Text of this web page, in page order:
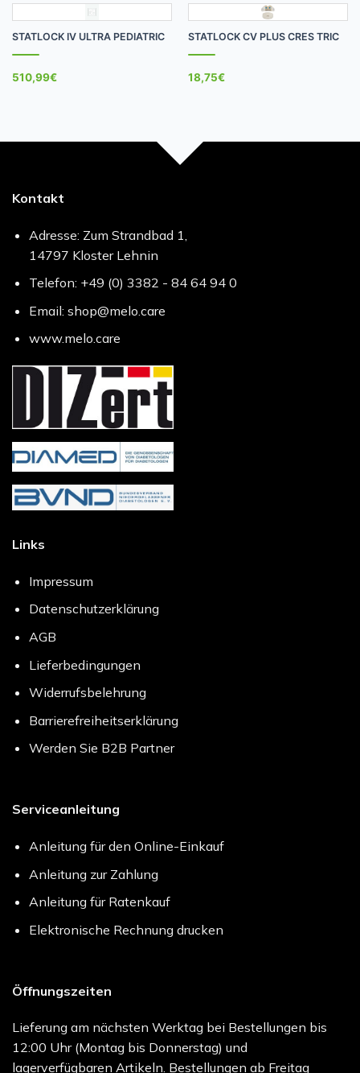
STATLOCK IV ULTRA PEDIATRIC
510,99€
STATLOCK CV PLUS CRES TRIC
18,75€
Kontakt
Adresse: Zum Strandbad 1,
14797 Kloster Lehnin
Telefon: +49 (0) 3382 - 84 64 94 0
Email: shop@melo.care
www.melo.care
Links
Impressum
Datenschutzerklärung
AGB
Lieferbedingungen
Widerrufsbelehrung
Barrierefreiheitserklärung
Werden Sie B2B Partner
Serviceanleitung
Anleitung für den Online-Einkauf
Anleitung zur Zahlung
Anleitung für Ratenkauf
Elektronische Rechnung drucken
Öffnungszeiten
Lieferung am nächsten Werktag bei Bestellungen bis
12:00 Uhr (Montag bis Donnerstag) und
lagerverfügbaren Artikeln. Bestellungen ab Freitag